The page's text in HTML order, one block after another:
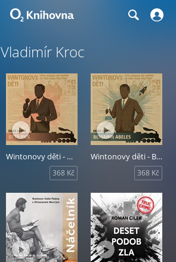
Vladimír Kroc
Wintonovy děti - Otto Pick
368 Kč
Wintonovy děti - Benjamin Abeles
368 Kč